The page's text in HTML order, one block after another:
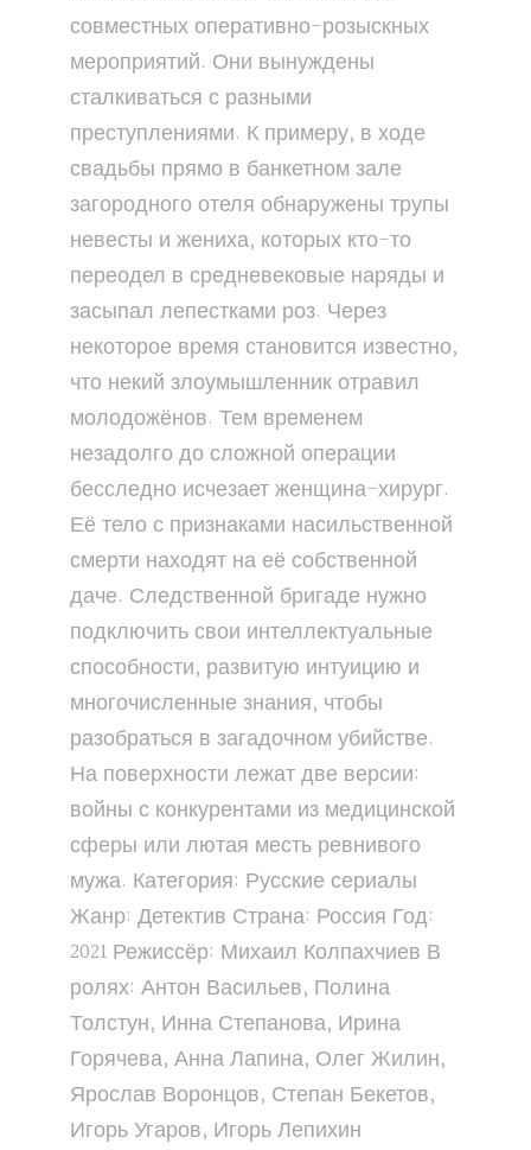
совместных оперативно-розыскных
мероприятий. Они вынуждены
сталкиваться с разными
преступлениями. К примеру, в ходе
свадьбы прямо в банкетном зале
загородного отеля обнаружены трупы
невесты и жениха, которых кто-то
переодел в средневековые наряды и
засыпал лепестками роз. Через
некоторое время становится известно,
что некий злоумышленник отравил
молодожёнов. Тем временем
незадолго до сложной операции
бесследно исчезает женщина-хирург.
Её тело с признаками насильственной
смерти находят на её собственной
даче. Следственной бригаде нужно
подключить свои интеллектуальные
способности, развитую интуицию и
многочисленные знания, чтобы
разобраться в загадочном убийстве.
На поверхности лежат две версии:
войны с конкурентами из медицинской
сферы или лютая месть ревнивого
мужа. Категория: Русские сериалы
Жанр: Детектив Страна: Россия Год:
2021 Режиссёр: Михаил Колпахчиев В
ролях: Антон Васильев, Полина
Толстун, Инна Степанова, Ирина
Горячева, Анна Лапина, Олег Жилин,
Ярослав Воронцов, Степан Бекетов,
Игорь Угаров, Игорь Лепихин